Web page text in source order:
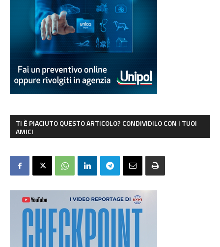
TI È PIACIUTO QUESTO ARTICOLO? CONDIVIDILO CON I TUOI
AMICI